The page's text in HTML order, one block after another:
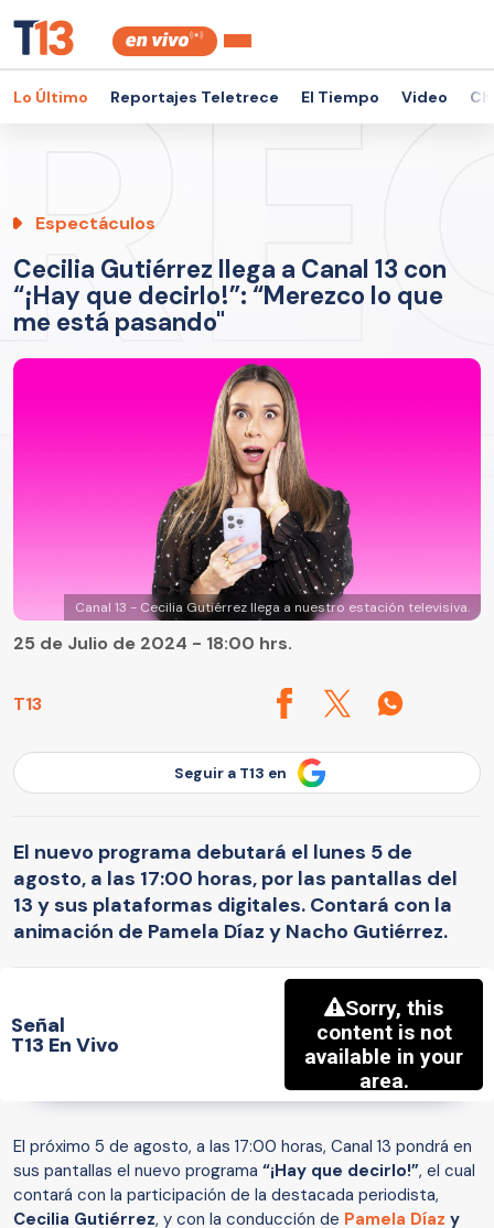
Lo Último Reportajes Teletrece El Tiempo Video
Espectáculos
Cecilia Gutiérrez llega a Canal 13 con
“¡Hay que decirlo!”: “Merezco lo que
me está pasando"
Canal 13 - Cecilia Gutiérrez llega a nuestro estación televisiva.
T13
25 de Julio de 2024 - 18:00 hrs.
Seguir a T13 en
El nuevo programa debutará el lunes 5 de
agosto, a las 17:00 horas, por las pantallas del
13 y sus plataformas digitales. Contará con la
animación de Pamela Díaz y Nacho Gutiérrez.
Señal
T13 En Vivo
El próximo 5 de agosto, a las 17:00 horas, Canal 13 pondrá en
sus pantallas el nuevo programa “¡Hay que decirlo!”, el cual
contará con la participación de la destacada periodista,
Cecilia Gutiérrez, y con la conducción de Pamela Díaz y